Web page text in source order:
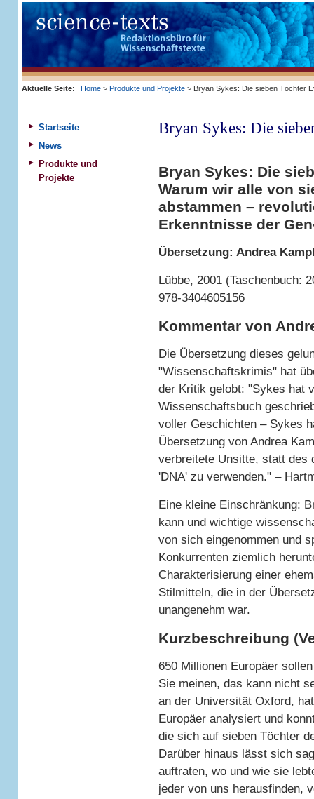
Aktuelle Seite: Home> Produkte und Projekte> Bryan Sykes: Die sieben Töchter
Bryan Sykes: Die
Bryan Sykes: Die
Warum wir alle von
abstammen –
Erkenntnisse der
Übersetzung: Andrea
Lübbe, 2001 (Taschenbuch:
978-3404605156
Kommentar von
Die Übersetzung dieses
"Wissenschaftskrimis" hat
der Kritik gelobt: "Sykes hat
Wissenschaftsbuch
voller Geschichten – Sykes
Übersetzung von Andrea
verbreitete Unsitte, statt des
'DNA' zu verwenden." –
Eine kleine Einschränkung:
kann und wichtige
von sich eingenommen und
Konkurrenten ziemlich
Charakterisierung einer
Stilmitteln, die in der
unangenehm war.
Kurzbeschreibung
650 Millionen Europäer
Sie meinen, das kann nicht
an der Universität Oxford,
Europäer analysiert und
die sich auf sieben Töchter
Darüber hinaus lässt sich
auftraten, wo und wie sie
jeder von uns herausfinden,
Startseite
News
Produkte und
Projekte